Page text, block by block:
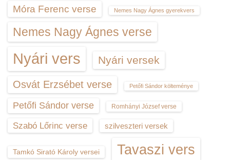
Móra Ferenc verse Nemes Nagy Ágnes gyerekvers
Nemes Nagy Ágnes verse
Nyári vers Nyári versek
Osvát Erzsébet verse Petőfi Sándor költeménye
Petőfi Sándor verse Romhányi József verse
Szabó Lőrinc verse szilveszteri versek
Tamkó Sirató Károly versei Tavaszi vers